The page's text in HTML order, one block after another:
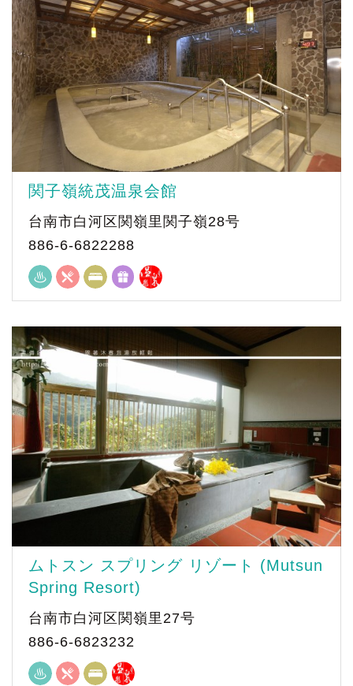
関子嶺統茂温泉会館
台南市白河区関嶺里関子嶺28号
886-6-6822288
ムトスン スプリング リゾート (Mutsun
Spring Resort)
台南市白河区関嶺里27号
886-6-6823232